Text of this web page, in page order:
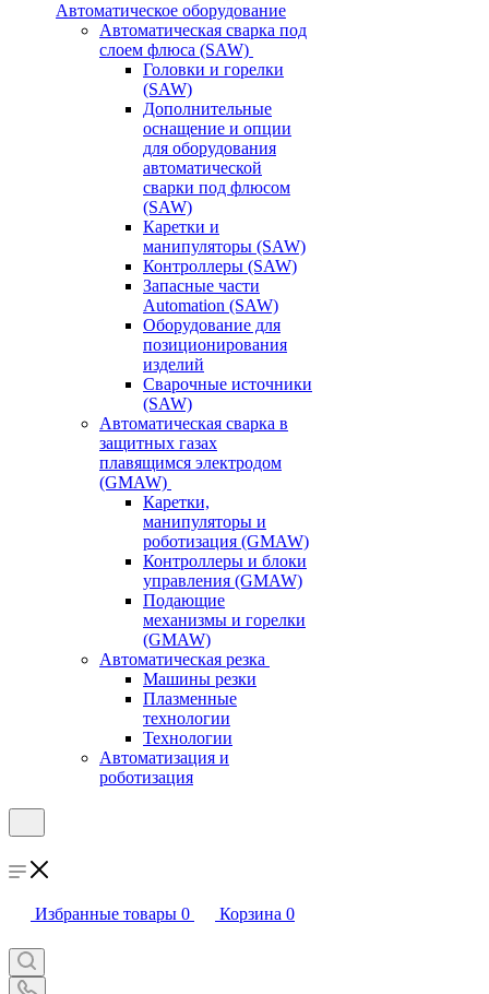
Автоматическое оборудование
Автоматическая сварка под
слоем флюса (SAW)
Головки и горелки
(SAW)
Дополнительные
оснащение и опции
для оборудования
автоматической
сварки под флюсом
(SAW)
Каретки и
манипуляторы (SAW)
Контроллеры (SAW)
Запасные части
Automation (SAW)
Оборудование для
позиционирования
изделий
Сварочные источники
(SAW)
Автоматическая сварка в
защитных газах
плавящимся электродом
(GMAW)
Каретки,
манипуляторы и
роботизация (GMAW)
Контроллеры и блоки
управления (GMAW)
Подающие
механизмы и горелки
(GMAW)
Автоматическая резка
Машины резки
Плазменные
технологии
Технологии
Автоматизация и
роботизация
Избранные товары 0 Корзина 0